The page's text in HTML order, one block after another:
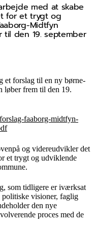
med at skabe
for et trygt og
Midtfyn
til den 19. september
et forslag til en ny børne-
løber frem til den 19.
faaborg-midtfyn-
og videreudvikler det
et trygt og udviklende
som tidligere er iværksat
politiske visioner, faglig
den nye
proces med de